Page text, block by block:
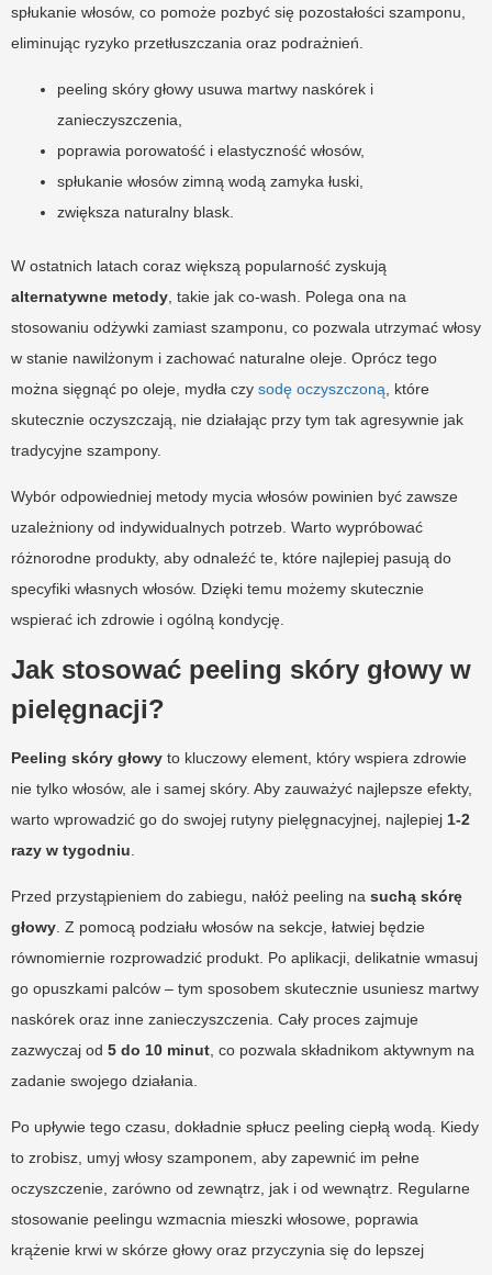
spłukanie włosów, co pomoże pozbyć się pozostałości szamponu,
eliminując ryzyko przetłuszczania oraz podrażnień.
peeling skóry głowy usuwa martwy naskórek i
zanieczyszczenia,
poprawia porowatość i elastyczność włosów,
spłukanie włosów zimną wodą zamyka łuski,
zwiększa naturalny blask.
W ostatnich latach coraz większą popularność zyskują
alternatywne metody , takie jak co-wash. Polega ona na
stosowaniu odżywki zamiast szamponu, co pozwala utrzymać włosy
w stanie nawilżonym i zachować naturalne oleje. Oprócz tego
można sięgnąć po oleje, mydła czy sodę oczyszczoną , które
skutecznie oczyszczają, nie działając przy tym tak agresywnie jak
tradycyjne szampony.
Wybór odpowiedniej metody mycia włosów powinien być zawsze
uzależniony od indywidualnych potrzeb. Warto wypróbować
różnorodne produkty, aby odnaleźć te, które najlepiej pasują do
specyfiki własnych włosów. Dzięki temu możemy skutecznie
wspierać ich zdrowie i ogólną kondycję.
Jak stosować peeling skóry głowy w
pielęgnacji?
Peeling skóry głowy to kluczowy element, który wspiera zdrowie
nie tylko włosów, ale i samej skóry. Aby zauważyć najlepsze efekty,
warto wprowadzić go do swojej rutyny pielęgnacyjnej, najlepiej 1-2
razy w tygodniu
Przed przystąpieniem do zabiegu, nałóż peeling na suchą skórę
głowy . Z pomocą podziału włosów na sekcje, łatwiej będzie
równomiernie rozprowadzić produkt. Po aplikacji, delikatnie wmasuj
go opuszkami palców – tym sposobem skutecznie usuniesz martwy
naskórek oraz inne zanieczyszczenia. Cały proces zajmuje
zazwyczaj od 5 do 10 minut , co pozwala składnikom aktywnym na
zadanie swojego działania.
Po upływie tego czasu, dokładnie spłucz peeling ciepłą wodą. Kiedy
to zrobisz, umyj włosy szamponem, aby zapewnić im pełne
oczyszczenie, zarówno od zewnątrz, jak i od wewnątrz. Regularne
stosowanie peelingu wzmacnia mieszki włosowe, poprawia
krążenie krwi w skórze głowy oraz przyczynia się do lepszej